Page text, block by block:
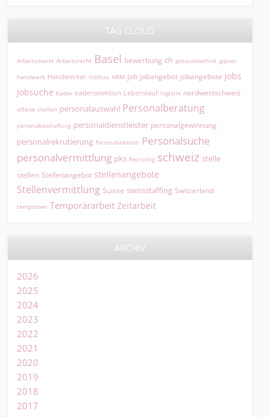
TAG CLOUD
Arbeitsmarkt Arbeitsrecht Basel bewerbung ch gebäudetechnik gipser
handwerk Handwerker holzbau HRM job jobangebot jobangebote jobs
jobsuche Kader kaderselektion Lebenslauf logistik nordwestschweiz
offene stellen personalauswahl Personalberatung
personalbeschaffung personaldienstleister personalgewinnung
personalrekrutierung Personalselektion Personalsuche
personalvermittlung pks Recruiting schweiz stelle
stellen Stellenangebot stellenangebote
Stellenvermittlung Suisse swissstaffing Switzerland
temporaer Temporärarbeit Zeitarbeit
ARCHIV
2026
2025
2024
2023
2022
2021
2020
2019
2018
2017